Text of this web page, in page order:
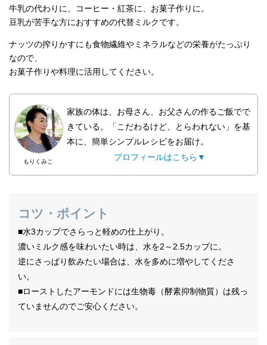
牛乳の代わりに、コーヒー・紅茶に、お菓子作りに。
豆乳が苦手な方におすすめの代替ミルクです。
ナッツの搾りかすにも食物繊維やミネラルなどの栄養がたっぷり
なので、
お菓子作りや料理に活用してください。
もりくみこ
家族の体は、お母さん、お父さんの作るご飯でで
きている。「こだわるけど、とらわれない」を基
本に、簡単シンプルレシピをお届け。
プロフィールはこちら▼
コツ・ポイント
■水3カップでさらっと軽めの仕上がり。
濃いミルク感を味わいたい時は、水を2～2.5カップに。
逆にさっぱり飲みたい場合は、水を多めに増やしてくださ
い。
■ローストしたアーモンドには生物毒（酵素抑制物質）は残っ
ていませんのでご安心ください。